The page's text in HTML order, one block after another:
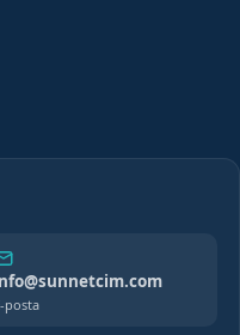
posta